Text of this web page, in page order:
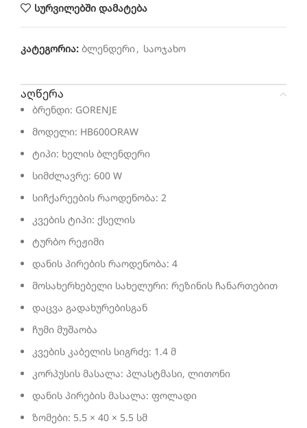
სურვილებში დამატება
კატეგორია: ბლენდერი, საოჯახო
აღწერა
ბრენდი: GORENJE
მოდელი: HB600ORAW
ტიპი: ხელის ბლენდერი
სიმძლავრე: 600 W
სიჩქარეების რაოდენობა: 2
კვების ტიპი: ქსელის
ტურბო რეჟიმი
დანის პირების რაოდენობა: 4
მოსახერხებელი სახელური: რეზინის ჩანართებით
დაცვა გადახურებისგან
ჩუმი მუშაობა
კვების კაბელის სიგრძე: 1.4 მ
კორპუსის მასალა: პლასტმასი, ლითონი
დანის პირების მასალა: ფოლადი
ზომები: 5.5 × 40 × 5.5 სმ